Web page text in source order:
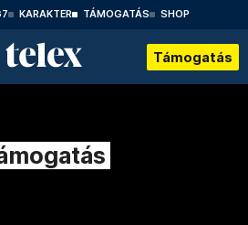
KARAKTER TÁMOGATÁS SHOP
Támogatás